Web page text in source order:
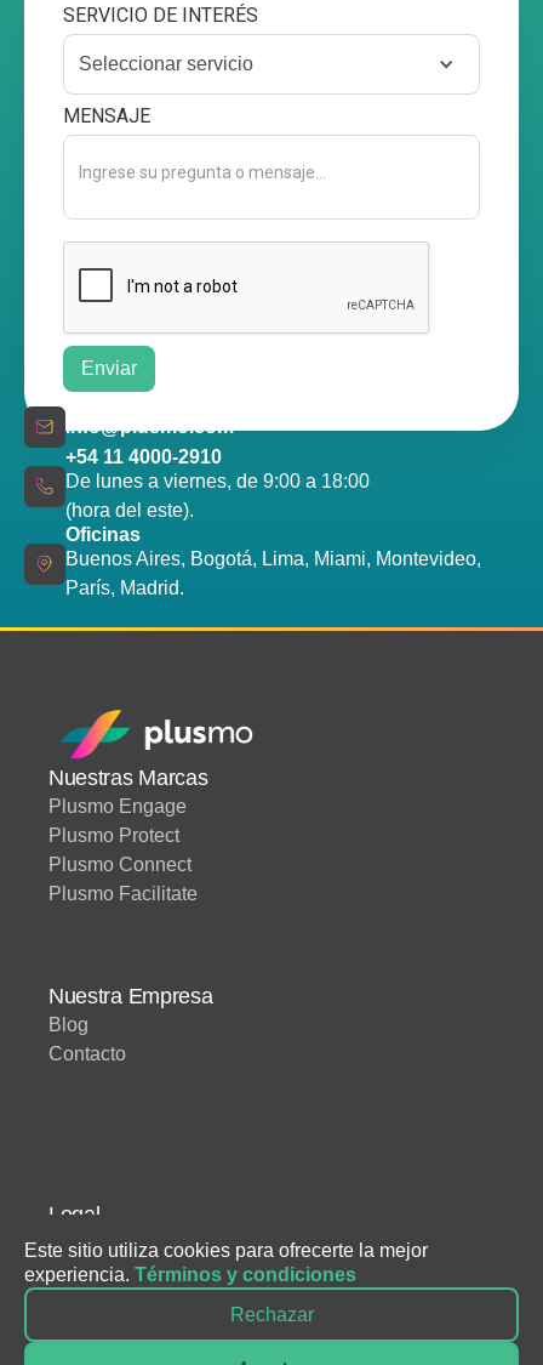
SERVICIO DE INTERÉS
Seleccionar servicio
MENSAJE
info@plusmo.com
+54 11 4000-2910
De lunes a viernes, de 9:00 a 18:00
(hora del este).
Oficinas
Buenos Aires, Bogotá, Lima, Miami, Montevideo,
París, Madrid.
Nuestras Marcas
Plusmo Engage
Plusmo Protect
Plusmo Connect
Plusmo Facilitate
Nuestra Empresa
Blog
Contacto
Legal
Condiciones de servicio
© 2026 Plusmo. Todos los derechos
reservados
Este sitio utiliza cookies para ofrecerte la mejor
experiencia. Términos y condiciones
Rechazar